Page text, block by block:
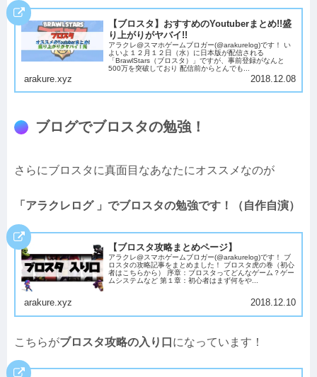
【ブロスタ】おすすめのYoutuberまとめ!!盛
り上がりがヤバイ!!
アラクレ@スマホゲームブロガー(@arakurelog)です！ い
よいよ１２月１２日（水）に日本版が配信される
「BrawlStars（ブロスタ）」ですが、事前登録がなんと
500万を突破しており 配信前からとんでも...
arakure.xyz 2018.12.08
ブログでブロスタの勉強！
さらにブロスタに真面目なあなたにオススメなのが
「アラクレログ 」でブロスタの勉強です！（自作自演）
【ブロスタ攻略まとめページ】
アラクレ@スマホゲームブロガー(@arakurelog)です！ ブ
ロスタの攻略記事をまとめました！ ブロスタ虎の巻（初心
者はこちらから） 序章：ブロスタってどんなゲーム？ゲー
ムシステムなど 第１章：初心者はまず何をや...
arakure.xyz 2018.12.10
こちらがブロスタ攻略の入り口 になっています！